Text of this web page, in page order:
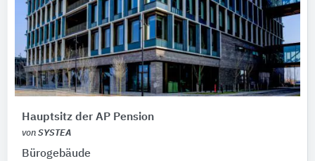
Hauptsitz der AP Pension
von SYSTEA
Bürogebäude